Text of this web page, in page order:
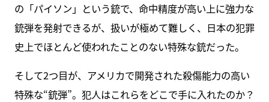
の「パイソン」という銃で、命中精度が高い上に強力な
銃弾を発射できるが、扱いが極めて難しく、日本の犯罪
史上でほとんど使われたことのない特殊な銃だった。
そして2つ目が、アメリカで開発された殺傷能力の高い
特殊な“銃弾”。犯人はこれらをどこで手に入れたのか？